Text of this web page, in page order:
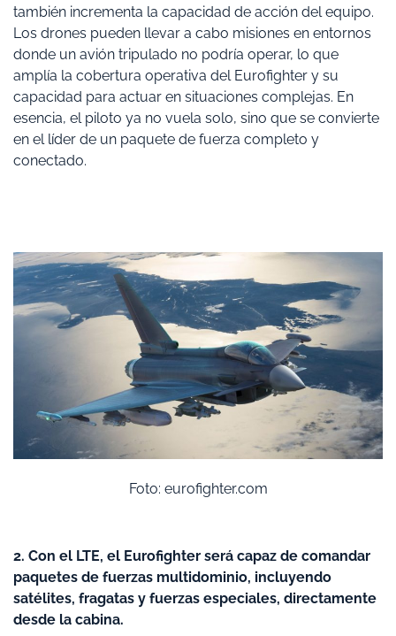
también incrementa la capacidad de acción del equipo.
Los drones pueden llevar a cabo misiones en entornos
donde un avión tripulado no podría operar, lo que
amplía la cobertura operativa del Eurofighter y su
capacidad para actuar en situaciones complejas. En
esencia, el piloto ya no vuela solo, sino que se convierte
en el líder de un paquete de fuerza completo y
conectado.
Foto: eurofighter.com
2. Con el LTE, el Eurofighter será capaz de comandar
paquetes de fuerzas multidominio, incluyendo
satélites, fragatas y fuerzas especiales, directamente
desde la cabina.